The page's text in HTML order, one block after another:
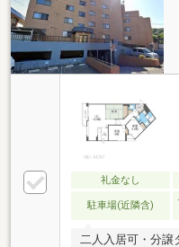
礼金なし
駐車場(近隣含)
二人入居可・分譲